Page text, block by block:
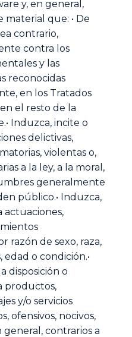
y, en general,
que: • De
contrario,
contra los
y las
reconocidas
en los Tratados
el resto de la
Induzca, incite o
delictivas,
violentas o,
a la ley, a la moral,
generalmente
público.• Induzca,
actuaciones,
razón de sexo, raza,
edad o condición.•
disposición o
productos,
y/o servicios
ofensivos, nocivos,
contrarios a